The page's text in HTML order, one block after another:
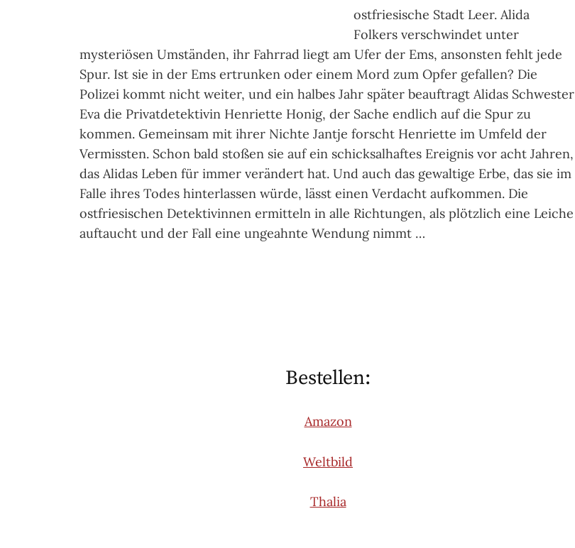
ostfriesische Stadt Leer. Alida
Folkers verschwindet unter
mysteriösen Umständen, ihr Fahrrad liegt am Ufer der Ems, ansonsten fehlt jede
Spur. Ist sie in der Ems ertrunken oder einem Mord zum Opfer gefallen? Die
Polizei kommt nicht weiter, und ein halbes Jahr später beauftragt Alidas Schwester
Eva die Privatdetektivin Henriette Honig, der Sache endlich auf die Spur zu
kommen. Gemeinsam mit ihrer Nichte Jantje forscht Henriette im Umfeld der
Vermissten. Schon bald stoßen sie auf ein schicksalhaftes Ereignis vor acht Jahren,
das Alidas Leben für immer verändert hat. Und auch das gewaltige Erbe, das sie im
Falle ihres Todes hinterlassen würde, lässt einen Verdacht aufkommen. Die
ostfriesischen Detektivinnen ermitteln in alle Richtungen, als plötzlich eine Leiche
auftaucht und der Fall eine ungeahnte Wendung nimmt …
Bestellen:
Amazon
Weltbild
Thalia